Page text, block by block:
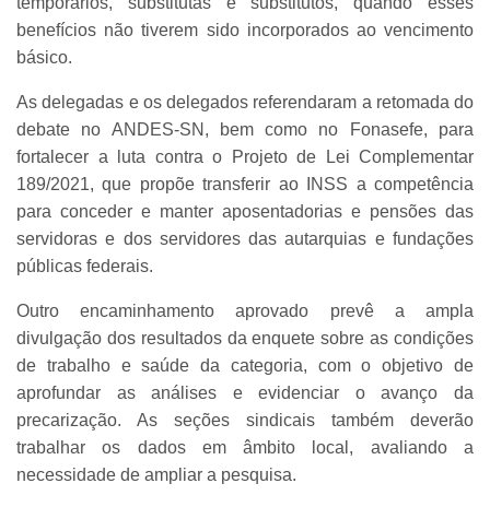
benefícios não tiverem sido incorporados ao vencimento
básico.
As delegadas e os delegados referendaram a retomada do
debate no ANDES-SN, bem como no Fonasefe, para
fortalecer a luta contra o Projeto de Lei Complementar
189/2021, que propõe transferir ao INSS a competência
para conceder e manter aposentadorias e pensões das
servidoras e dos servidores das autarquias e fundações
públicas federais.
Outro encaminhamento aprovado prevê a ampla
divulgação dos resultados da enquete sobre as condições
de trabalho e saúde da categoria, com o objetivo de
aprofundar as análises e evidenciar o avanço da
precarização. As seções sindicais também deverão
trabalhar os dados em âmbito local, avaliando a
necessidade de ampliar a pesquisa.